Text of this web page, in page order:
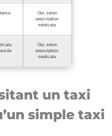
Oui, selon
prescription
médicale
Oui, selon
prescription
médicale
un taxi
simple taxi